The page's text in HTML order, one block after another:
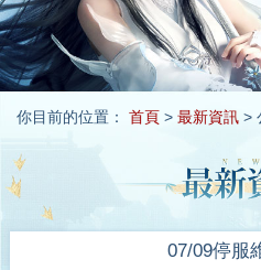
你目前的位置： 首頁> 最新資訊>
07/09停服